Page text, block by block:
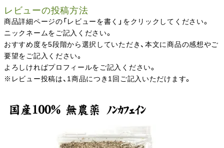
レビューの投稿方法
商品詳細ページの「レビューを書く」をクリックしてください。
ニックネームをご記入ください。
おすすめ度を5段階から選択していただき、本文に商品の感想やご
要望をご記入ください。
よろしければプロフィールをご記入ください。
※レビュー投稿は、1商品につき1回ご記入いただけます。